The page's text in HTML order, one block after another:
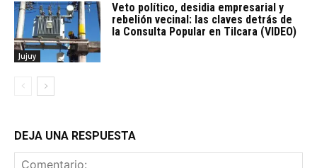
Jujuy
Veto político, desidia empresarial y
rebelión vecinal: las claves detrás de
la Consulta Popular en Tilcara (VIDEO)
DEJA UNA RESPUESTA